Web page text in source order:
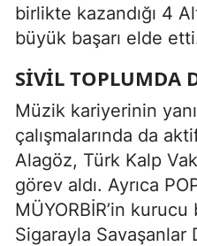
birlikte kazandığı 4
büyük başarı elde
SIVIL TOPLUMDA
Müzik kariyerinin
çalışmalarında da
Alagöz, Türk Kalp
görev aldı. Ayrıca
MÜYORBİR’in kurucu
Sigarayla Savaşanlar